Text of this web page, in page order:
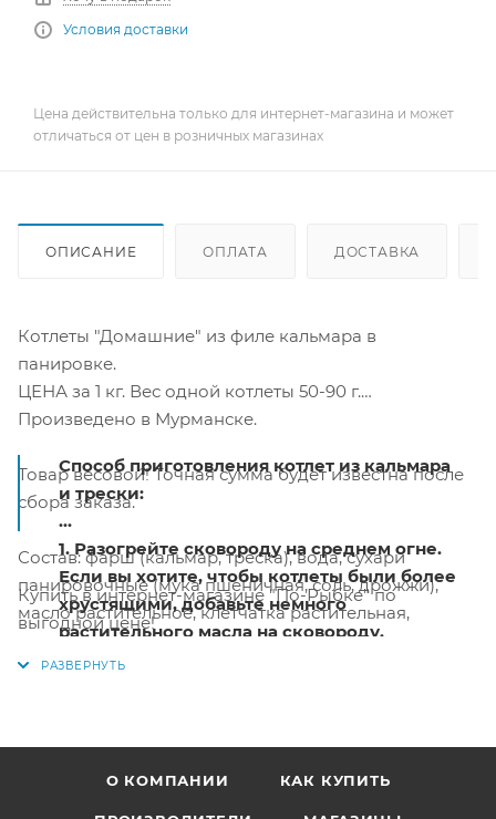
Условия доставки
Цена действительна только для интернет-магазина и может
отличаться от цен в розничных магазинах
ОПИСАНИЕ ОПЛАТА ДОСТАВКА
Котлеты "Домашние" из филе кальмара в
панировке.
ЦЕНА за 1 кг. Вес одной котлеты 50-90 г.
Произведено в Мурманске.
Товар весовой! Точная сумма будет известна после
сбора заказа.
Состав: фарш (кальмар, треска), вода, сухари
панировочные (мука пшеничная, соль, дрожжи),
масло растительное, клетчатка растительная,
загуститель, пищевые волокна пшеничные, крахмал
картофельные, регулятор кислотности, черные
Пищевая ценность в 100 г продукта (средние
значения): белки - 11 г, жиры - 4,5 г, углеводы -14 г.
Способ приготовления котлет из кальмара
и трески:
1. Разогрейте сковороду на среднем огне.
Если вы хотите, чтобы котлеты были более
хрустящими, добавьте немного
растительного масла на сковороду.
2. Положите котлеты на сковороду и
обжарить с другой стороны.
Купить в интернет-магазине "По-Рыбке" по
выгодной цене!
О КОМПАНИИ КАК КУПИТЬ